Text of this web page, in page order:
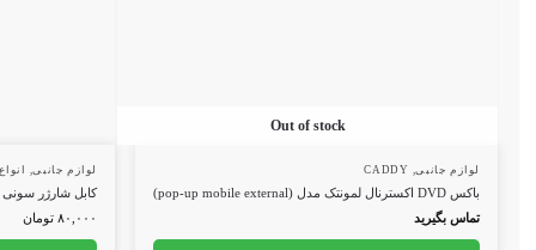
Out of stock
لوازم جانبی,
CADDY
باکس DVD اکسترنال لمونتک مدل (pop-up mobile external)
تماس بگیرید
لوازم جانبی, انواع
کابل شارژر سونی CABLE SONY 6.5*4.4
۸۰,۰۰۰ تومان